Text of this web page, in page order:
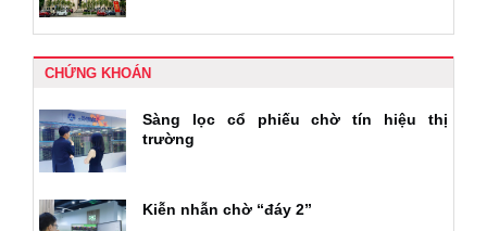
CHỨNG KHOÁN
Sàng lọc cổ phiếu chờ tín hiệu thị
trường
Kiễn nhẫn chờ “đáy 2”